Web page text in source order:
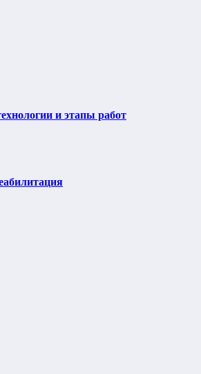
и этапы работ